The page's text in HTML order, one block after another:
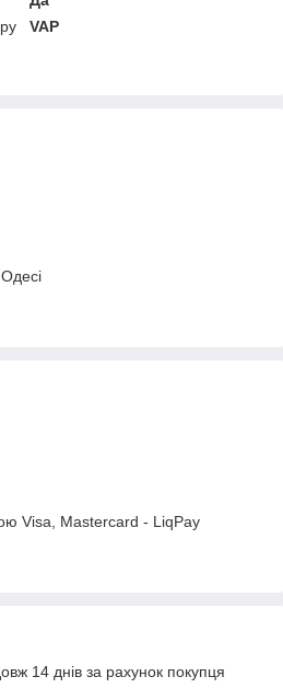
VAP
Visa, Mastercard - LiqPay
14 днів за рахунок покупця